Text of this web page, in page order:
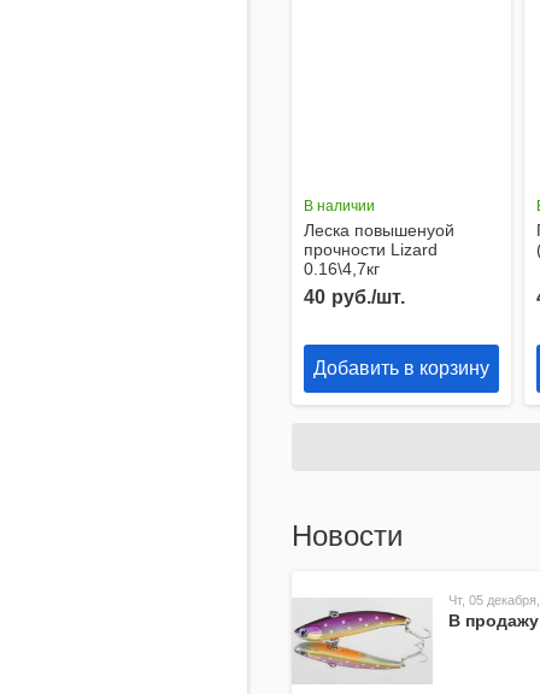
В наличии
Леска повышенyой
прочности Lizard
0.16\4,7кг
40 руб./шт.
Добавить в корзину
Новости
Чт, 05
В